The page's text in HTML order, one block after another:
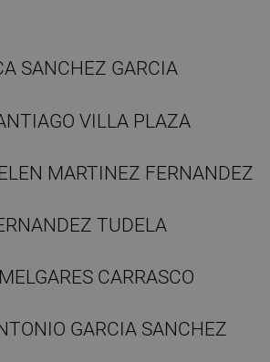
SANCHEZ GARCIA
VILLA PLAZA
MARTINEZ FERNANDEZ
TUDELA
CARRASCO
GARCIA SANCHEZ